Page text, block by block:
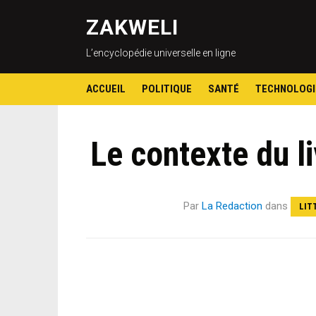
ZAKWELI
L’encyclopédie universelle en ligne
ACCUEIL POLITIQUE SANTÉ
Le contexte du
Par La Redaction dans